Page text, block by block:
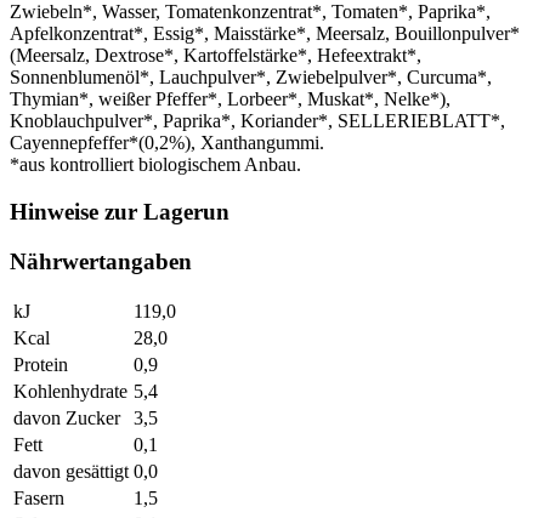
Zwiebeln*, Wasser, Tomatenkonzentrat*, Tomaten*, Paprika*,
Apfelkonzentrat*, Essig*, Maisstärke*, Meersalz, Bouillonpulver*
(Meersalz, Dextrose*, Kartoffelstärke*, Hefeextrakt*,
Sonnenblumenöl*, Lauchpulver*, Zwiebelpulver*, Curcuma*,
Thymian*, weißer Pfeffer*, Lorbeer*, Muskat*, Nelke*),
Knoblauchpulver*, Paprika*, Koriander*, SELLERIEBLATT*,
Cayennepfeffer*(0,2%), Xanthangummi.
*aus kontrolliert biologischem Anbau.
Hinweise zur Lagerun
Nährwertangaben
kJ
119,0
Kcal
28,0
Protein
0,9
Kohlenhydrate 5,4
davon Zucker
3,5
Fett
0,1
davon gesättigt 0,0
Fasern
1,5